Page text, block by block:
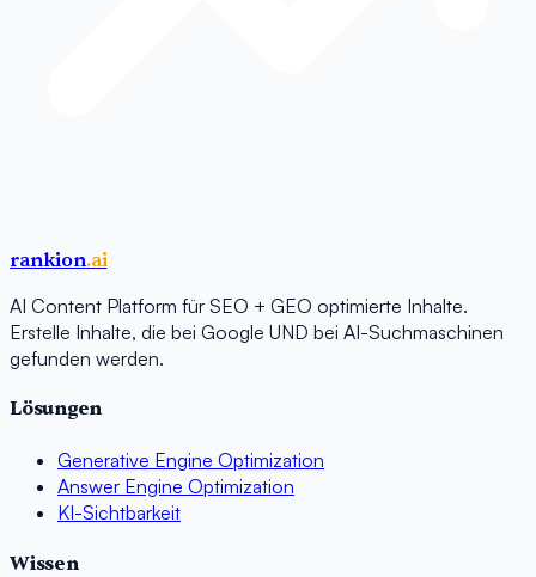
rankion.ai
AI Content Platform für SEO + GEO optimierte Inhalte.
Erstelle Inhalte, die bei Google UND bei AI-Suchmaschinen
gefunden werden.
Lösungen
Generative Engine Optimization
Answer Engine Optimization
KI-Sichtbarkeit
Wissen